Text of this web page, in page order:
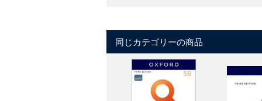
同じカテゴリーの商品